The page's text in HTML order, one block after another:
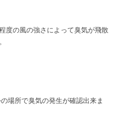
度の風の強さによって臭気が飛散
場所で臭気の発生が確認出来ま